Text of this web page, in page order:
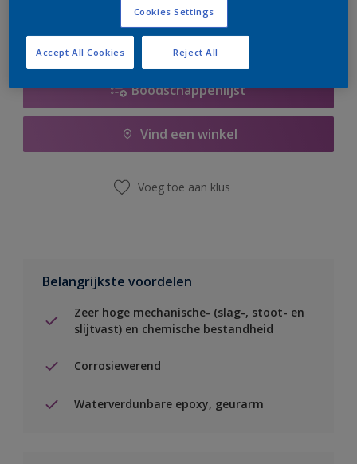
Boodschappenlijst
Vind een winkel
Voeg toe aan klus
Belangrijkste voordelen
Zeer hoge mechanische- (slag-, stoot- en
slijtvast) en chemische bestandheid
Corrosiewerend
Waterverdunbare epoxy, geurarm
Cookies Settings
Reject All
Accept All Cookies